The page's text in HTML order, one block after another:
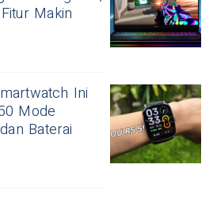
Makin
Ini
Mode
Baterai